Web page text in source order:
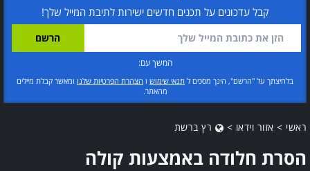
קבל עדכונים על תכנים חדשים ישירות לתיבת המייל שלך!
המשך עם:
בלחיצתך על "הרשם", הינך מסכים ל תנאי שימוש ו הצהרת הפרטיות שלנו ומאשר קבלת מיילים
מהאתר.
ראשי > אזור וידאו > רץ ברשת
הסרת חלודה באמצעות קולה